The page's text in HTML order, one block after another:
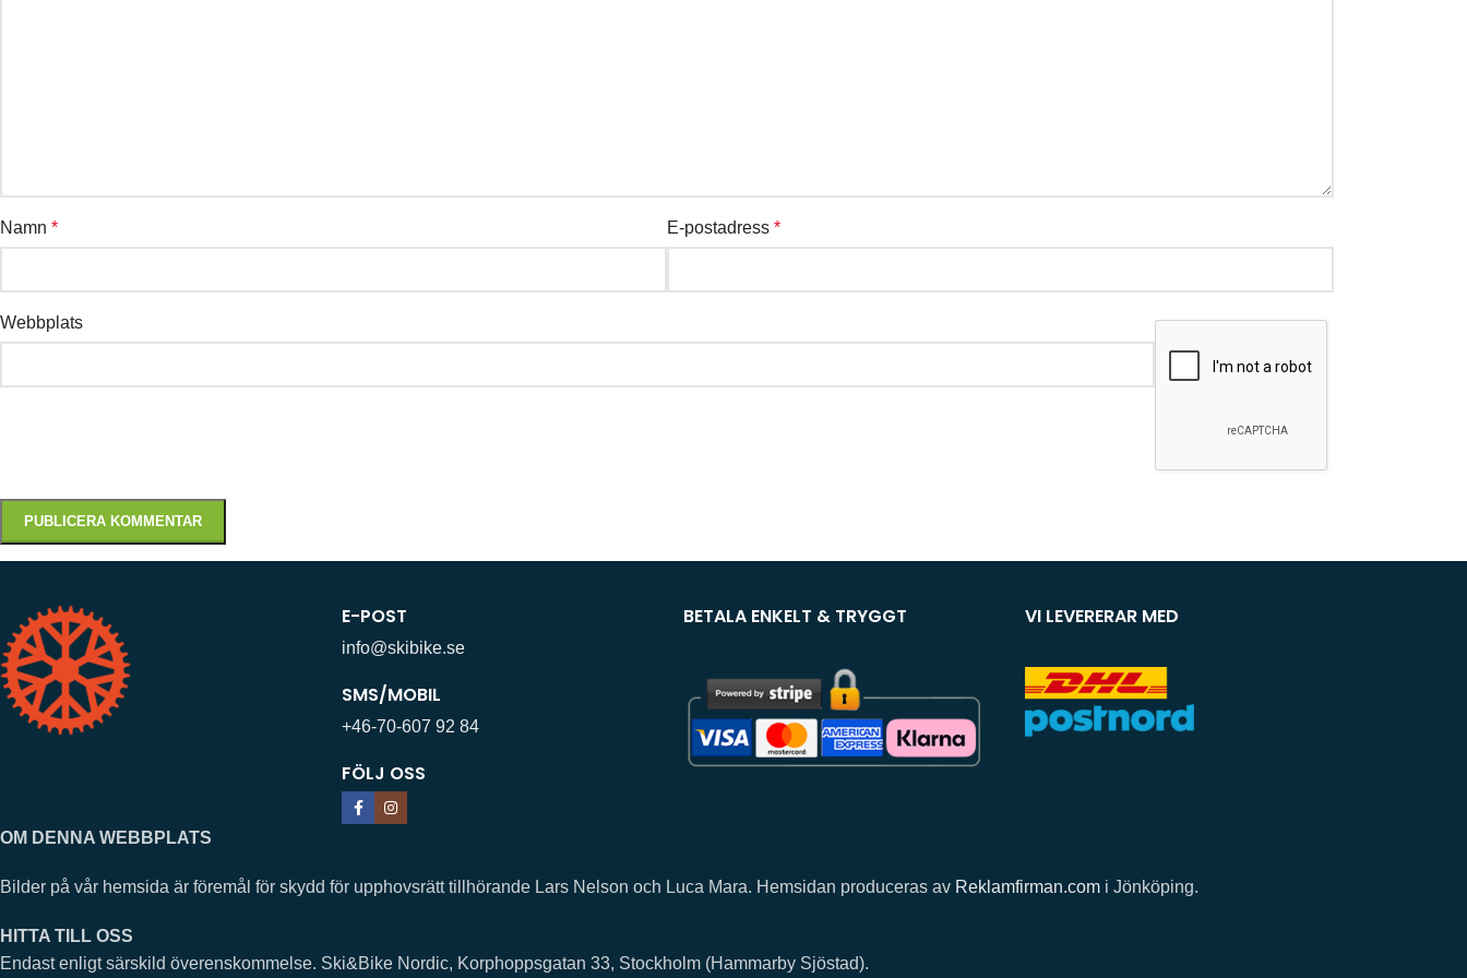
Namn * E-postadress *
Webbplats
E-POST
info@skibike.se
SMS/MOBIL
+46-70-607 92 84
FÖLJ OSS
BETALA ENKELT & TRYGGT VI LEVERERAR MED
OM DENNA WEBBPLATS
Bilder på vår hemsida är föremål för skydd för upphovsrätt tillhörande Lars Nelson och Luca Mara. Hemsidan produceras av Reklamfirman.com i Jönköping.
HITTA TILL OSS
Endast enligt särskild överenskommelse. Ski&Bike Nordic, Korphoppsgatan 33, Stockholm (Hammarby Sjöstad).